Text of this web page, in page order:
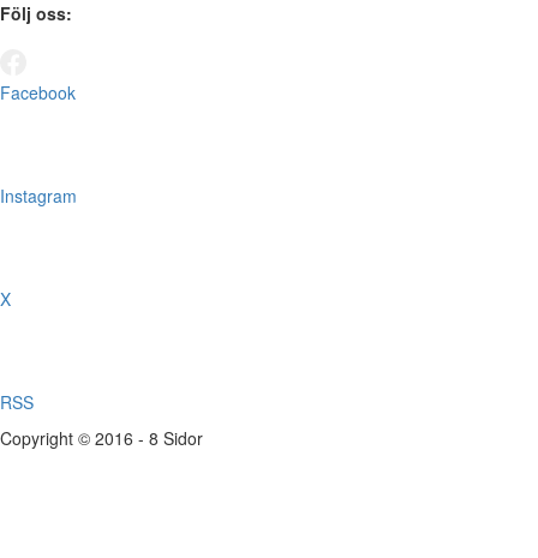
Följ oss:
Facebook
Instagram
X
RSS
Copyright © 2016 - 8 Sidor